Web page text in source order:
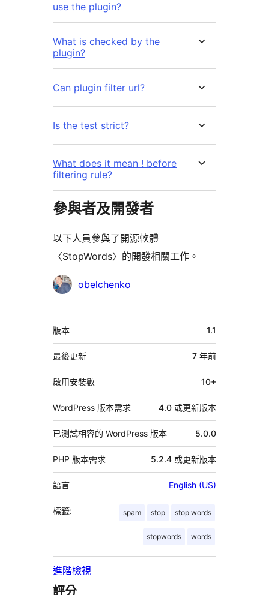
use the plugin?
What is checked by the
plugin?
Can plugin filter url?
Is the test strict?
What does it mean ! before
filtering rule?
參與者及開發者
以下人員參與了開源軟體
〈StopWords〉的開發相關工作。
參
obelchenko
中
繼
資
料
版本 1.1
最後更新 7 年前
啟用安裝數 10+
WordPress 版本需求 4.0 或更新版本
已測試相容的 WordPress 版本 5.0.0
PHP 版本需求 5.2.4 或更新版本
語言 English (US)
標籤: spam stop stop words
stopwords words
進階檢視
評分